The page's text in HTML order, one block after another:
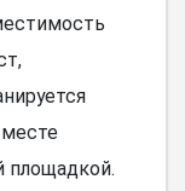
площадкой.